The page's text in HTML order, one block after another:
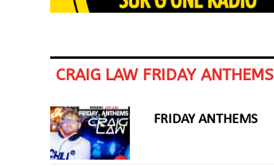
CRAIG LAW FRIDAY ANTHEMS
FRIDAY ANTHEMS